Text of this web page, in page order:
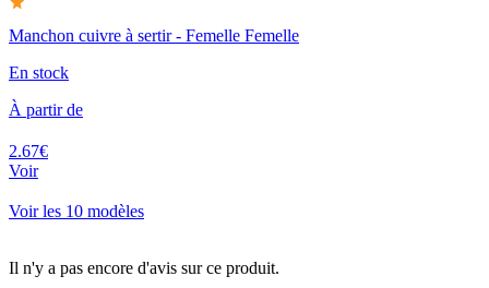
Manchon cuivre à sertir - Femelle Femelle
En stock
À partir de
2.67€
Voir
Voir les 10 modèles
Il n'y a pas encore d'avis sur ce produit.